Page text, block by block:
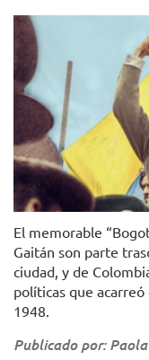
El memorable
Gaitán son parte
ciudad, y de
políticas que
1948.
Publicado por: